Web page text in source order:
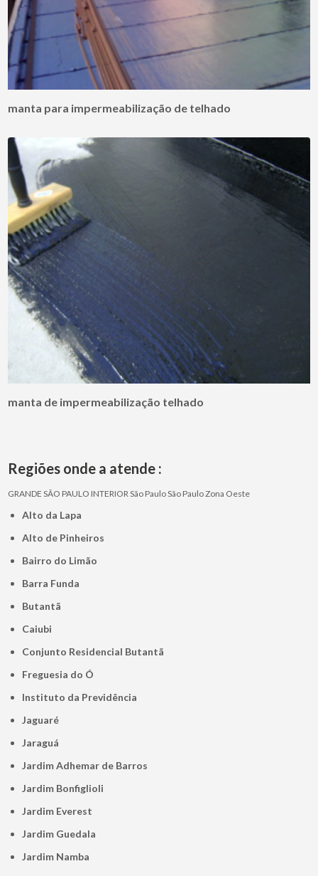
manta para impermeabilização de telhado
manta de impermeabilização telhado
Regiões onde a atende :
GRANDE SÃO PAULO INTERIORSão PauloSão PauloZona Oeste
Alto da Lapa
Alto de Pinheiros
Bairro do Limão
Barra Funda
Butantã
Caiubi
Conjunto Residencial Butantã
Freguesia do Ó
Instituto da Previdência
Jaguaré
Jaraguá
Jardim Adhemar de Barros
Jardim Bonfiglioli
Jardim Everest
Jardim Guedala
Jardim Namba